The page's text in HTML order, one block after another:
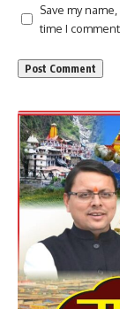
Save my
time I